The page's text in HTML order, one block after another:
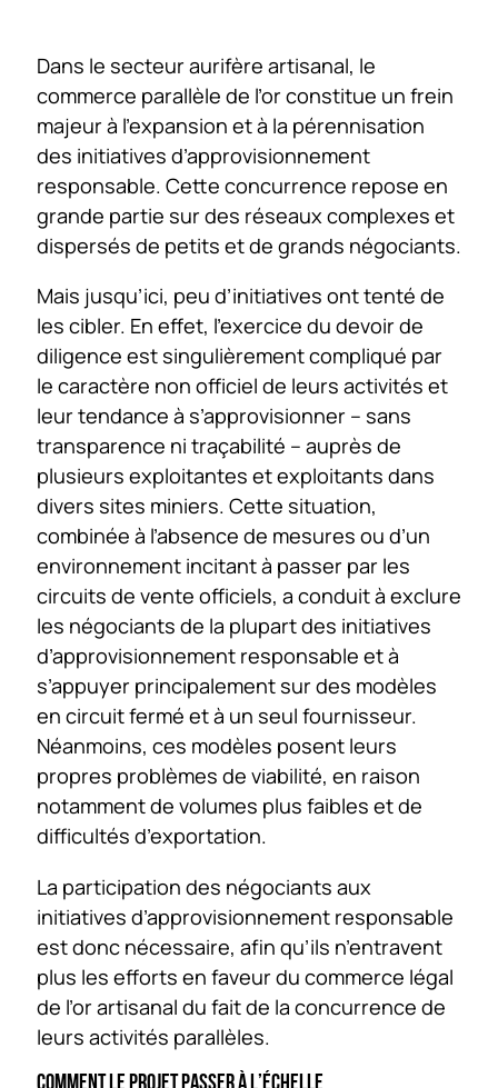
Dans le secteur aurifère artisanal, le
commerce parallèle de l’or constitue un frein
majeur à l’expansion et à la pérennisation
des initiatives d’approvisionnement
responsable. Cette concurrence repose en
grande partie sur des réseaux complexes et
dispersés de petits et de grands négociants.
Mais jusqu’ici, peu d’initiatives ont tenté de
les cibler. En effet, l’exercice du devoir de
diligence est singulièrement compliqué par
le caractère non officiel de leurs activités et
leur tendance à s’approvisionner – sans
transparence ni traçabilité – auprès de
plusieurs exploitantes et exploitants dans
divers sites miniers. Cette situation,
combinée à l’absence de mesures ou d’un
environnement incitant à passer par les
circuits de vente officiels, a conduit à exclure
les négociants de la plupart des initiatives
d’approvisionnement responsable et à
s’appuyer principalement sur des modèles
en circuit fermé et à un seul fournisseur.
Néanmoins, ces modèles posent leurs
propres problèmes de viabilité, en raison
notamment de volumes plus faibles et de
difficultés d’exportation.
La participation des négociants aux
initiatives d’approvisionnement responsable
est donc nécessaire, afin qu’ils n’entravent
plus les efforts en faveur du commerce légal
de l’or artisanal du fait de la concurrence de
leurs activités parallèles.